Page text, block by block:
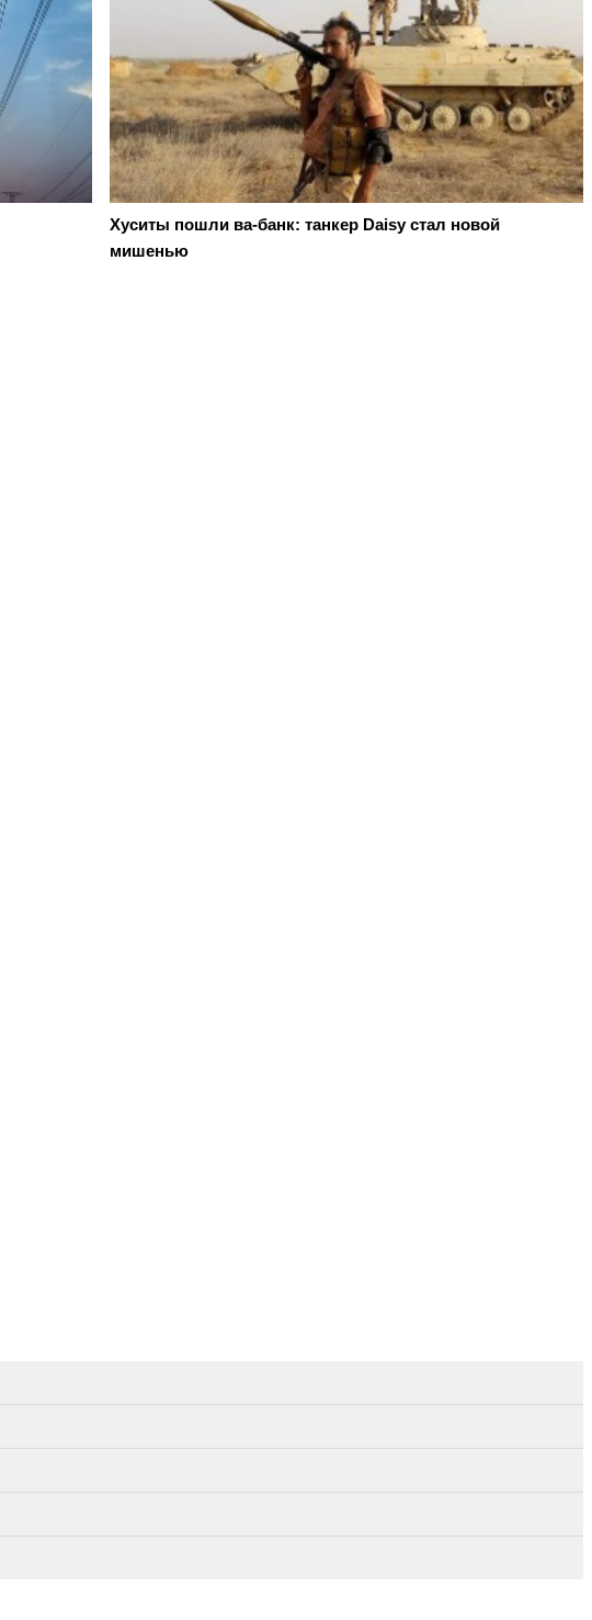
Хуситы пошли ва-банк: танкер Daisy стал новой
мишенью